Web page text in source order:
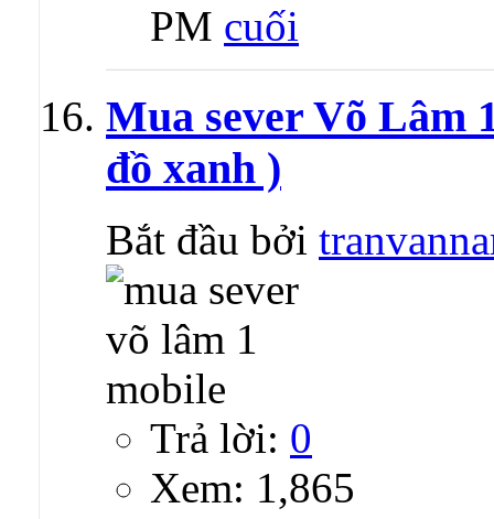
PM
Mua sever Võ Lâm
đồ xanh )
Bắt đầu bởi
Trả lời: 0
Xem: 1,865